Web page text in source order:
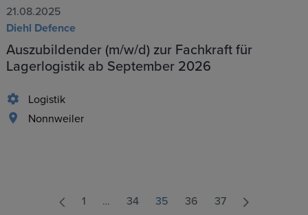
21.08.2025
Diehl Defence
Auszubildender (m/w/d) zur Fachkraft für
Lagerlogistik ab September 2026
Logistik
Nonnweiler
1 … 34 35 36 37